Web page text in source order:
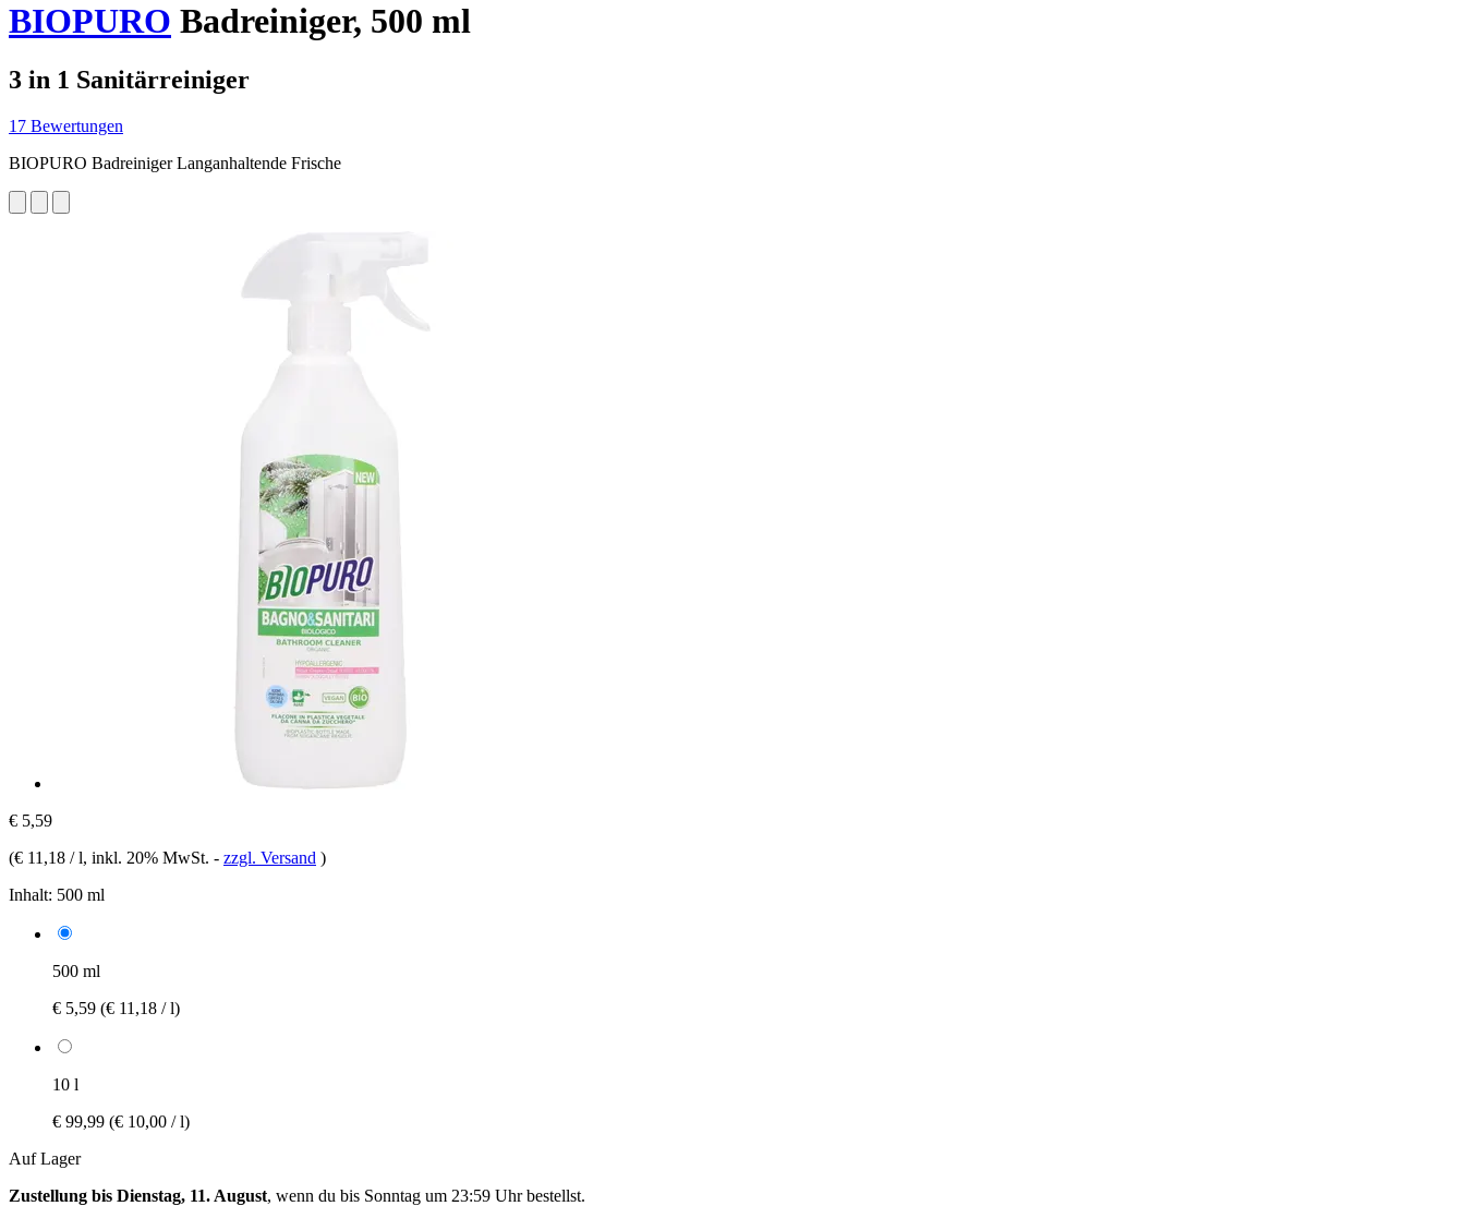
BIOPURO Badreiniger, 500 ml
3 in 1 Sanitärreiniger
17 Bewertungen
BIOPURO Badreiniger Langanhaltende Frische
€ 5,59
(€ 11,18 / l, inkl. 20% MwSt. - zzgl. Versand )
Inhalt: 500 ml
500 ml
€ 5,59 (€ 11,18 / l)
10 l
€ 99,99 (€ 10,00 / l)
Auf Lager
Zustellung bis Dienstag, 11. August, wenn du bis Sonntag um 23:59 Uhrbestellst.